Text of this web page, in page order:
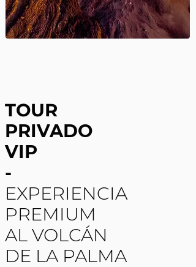
TOUR
PRIVADO
VIP
-
EXPERIENCIA
PREMIUM
AL VOLCÁN
DE LA PALMA